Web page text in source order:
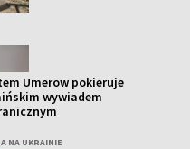
Umerow pokieruje
wywiadem
NA UKRAINIE